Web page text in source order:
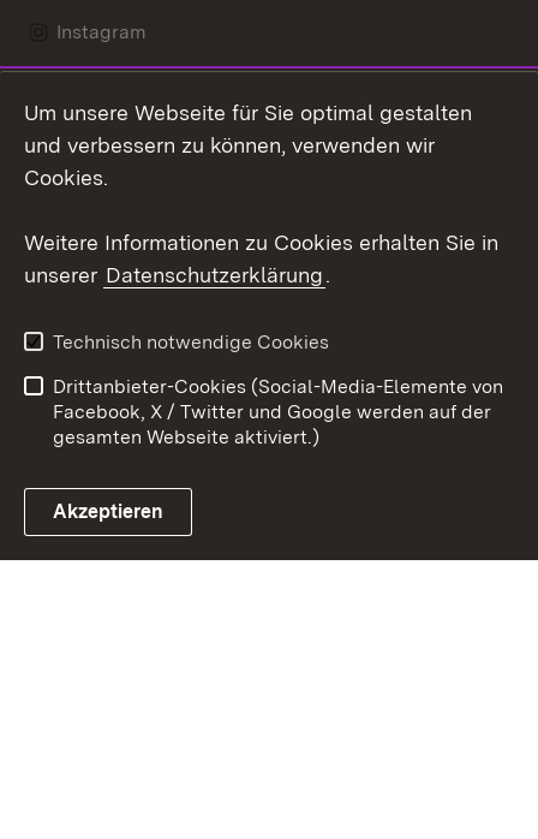
Instagram
Mastodon
Youtube
Link zum Landesportal
Kontakt
Datenschutz
Barrierefreiheit
Impressum Cookies
Um unsere Webseite für Sie optimal gestalten
und verbessern zu können, verwenden wir
Cookies.
Weitere Informationen zu Cookies erhalten Sie in
unserer Datenschutzerklärung.
Technisch notwendige Cookies
Drittanbieter-Cookies (Social-Media-Elemente von
Facebook, X / Twitter und Google werden auf der
gesamten Webseite aktiviert.)
Akzeptieren